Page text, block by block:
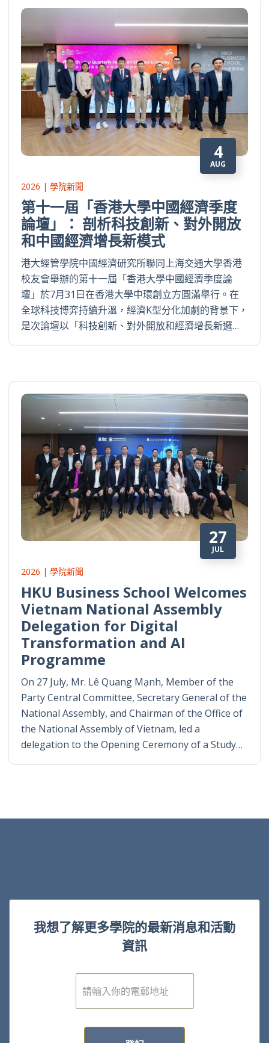
4
AUG
2026 | 學院新聞
第十一屆「香港大學中國經濟季度
論壇」： 剖析科技創新、對外開放
和中國經濟增長新模式
港大經管學院中國經濟研究所聯同上海交通大學香港
校友會舉辦的第十一屆「香港大學中國經濟季度論
壇」於7月31日在香港大學中環創立方圓滿舉行。在
全球科技博弈持續升溫，經濟K型分化加劇的背景下，
是次論壇以「科技創新、對外開放和經濟增長新邏…
27
JUL
2026 | 學院新聞
HKU Business School Welcomes
Vietnam National Assembly
Delegation for Digital
Transformation and AI
Programme
On 27 July, Mr. Lê Quang Mạnh, Member of the
Party Central Committee, Secretary General of the
National Assembly, and Chairman of the Office of
the National Assembly of Vietnam, led a
delegation to the Opening Ceremony of a Study…
我想了解更多學院的最新消息和活動
資訊
電
子